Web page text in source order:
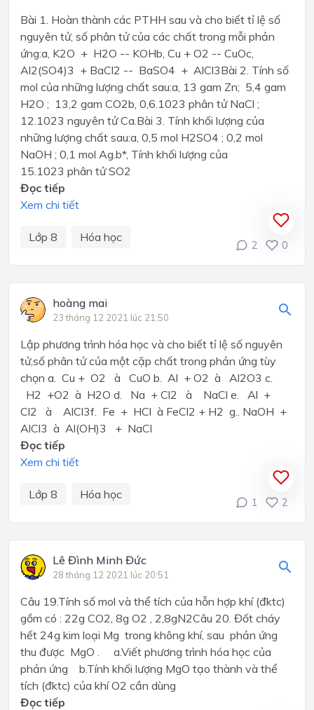
Bài 1. Hoàn thành các PTHH sau và cho biết tỉ lệ số
nguyên tử, số phân tử của các chất trong mỗi phản
ứng:a, K2O + H2O -- KOHb, Cu + O2 -- CuOc,
Al2(SO4)3 + BaCl2 -- BaSO4 + AlCl3Bài 2. Tính số
mol của những lượng chất sau:a, 13 gam Zn; 5,4 gam
H2O ; 13,2 gam CO2b, 0,6.1023 phân tử NaCl ;
12.1023 nguyên tử Ca.Bài 3. Tính khối lượng của
những lượng chất sau:a, 0,5 mol H2SO4 ; 0,2 mol
NaOH ; 0,1 mol Ag.b*, Tính khối lượng của
15.1023 phân tử SO2
Đọc tiếp
Xem chi tiết
Lớp 8 Hóa học
2 0
hoàng mai
23 tháng 12 2021 lúc 21:50
Lập phương trình hóa học và cho biết tỉ lệ số nguyên
tử,số phân tử của một cặp chất trong phản ứng tùy
chọn a. Cu + O2 à CuO b. Al + O2 à Al2O3 c.
H2 +O2 à H2O d. Na + Cl2 à NaCl e. Al +
Cl2 à AlCl­3f. Fe + HCl à FeCl2 + H2 g.. NaOH +
AlCl3 à Al(OH)3 + NaCl
Đọc tiếp
Xem chi tiết
Lớp 8 Hóa học
1 2
Lê Đình Minh Đức
28 tháng 12 2021 lúc 20:51
Câu 19.Tính số mol và thể tích của hỗn hợp khí (đktc)
gồm có : 22g CO2, 8g O2 , 2,8gN2Câu 20. Đốt cháy
hết 24g kim loại Mg trong không khí, sau phản ứng
thu được MgO . a.Viết phương trình hóa học của
phản ứng b.Tính khối lượng MgO tạo thành và thể
tích (đktc) của khí O2 cần dùng
Đọc tiếp